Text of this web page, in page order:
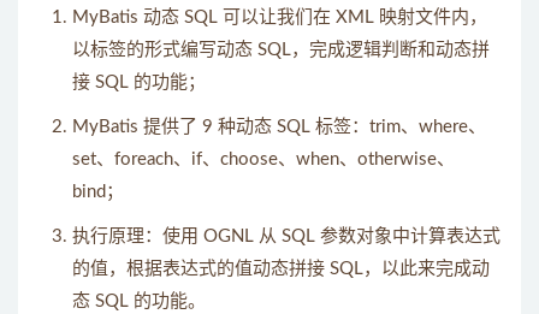
MyBatis 动态 SQL 可以让我们在 XML 映射文件内，
以标签的形式编写动态 SQL，完成逻辑判断和动态拼
接 SQL 的功能；
MyBatis 提供了 9 种动态 SQL 标签：trim、where、
set、foreach、if、choose、when、otherwise、
bind；
执行原理：使用 OGNL 从 SQL 参数对象中计算表达式
的值，根据表达式的值动态拼接 SQL，以此来完成动
态 SQL 的功能。